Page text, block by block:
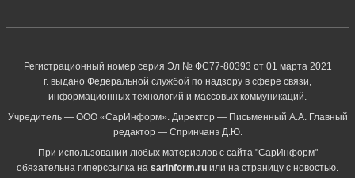
Регистрационный номер серия Эл № ФС77-80393 от 01 марта 2021
г. выдано Федеральной службой по надзору в сфере связи,
информационных технологий и массовых коммуникаций.
Учредитель — ООО «СарИнформ». Директор — Письменный А.А. Главный
редактор — Спринчанэ Д.Ю.
При использовании любых материалов с сайта "СарИнформ"
обязательна гиперссылка на sarinform.ru или на страницу с новостью.